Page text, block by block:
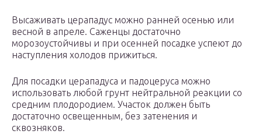
Высаживать церападус можно ранней осенью или
весной в апреле. Саженцы достаточно
морозоустойчивы и при осенней посадке успеют до
наступления холодов прижиться.
Для посадки церападуса и падоцеруса можно
использовать любой грунт нейтральной реакции со
средним плодородием. Участок должен быть
достаточно освещенным, без затенения и
сквозняков.